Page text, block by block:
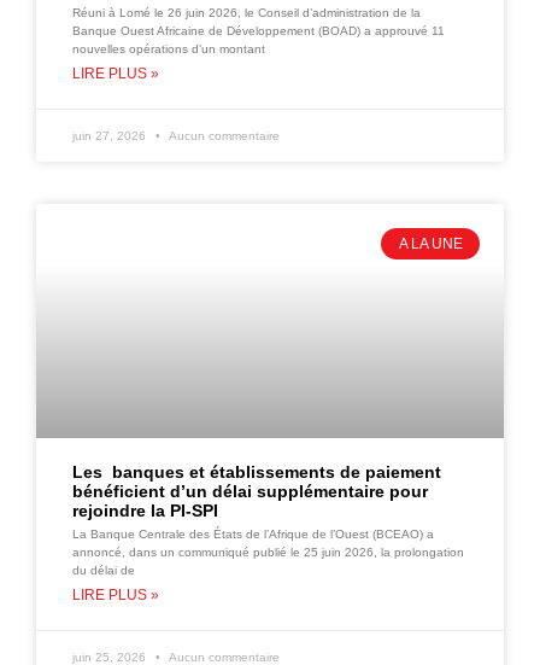
Réuni à Lomé le 26 juin 2026, le Conseil d’administration de la
Banque Ouest Africaine de Développement (BOAD) a approuvé 11
nouvelles opérations d’un montant
LIRE PLUS »
juin 27, 2026 Aucun commentaire
A LA UNE
Les banques et établissements de paiement
bénéficient d’un délai supplémentaire pour
rejoindre la PI-SPI
La Banque Centrale des États de l’Afrique de l’Ouest (BCEAO) a
annoncé, dans un communiqué publié le 25 juin 2026, la prolongation
du délai de
LIRE PLUS »
juin 25, 2026 Aucun commentaire